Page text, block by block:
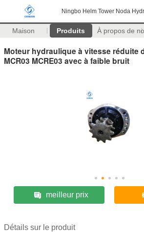
Ningbo Helm Tower Noda
Maison Produits À propos de
Moteur hydraulique à vitesse réduite
MCR03 MCRE03 avec à faible bruit
meilleur prix
Détails sur le produit